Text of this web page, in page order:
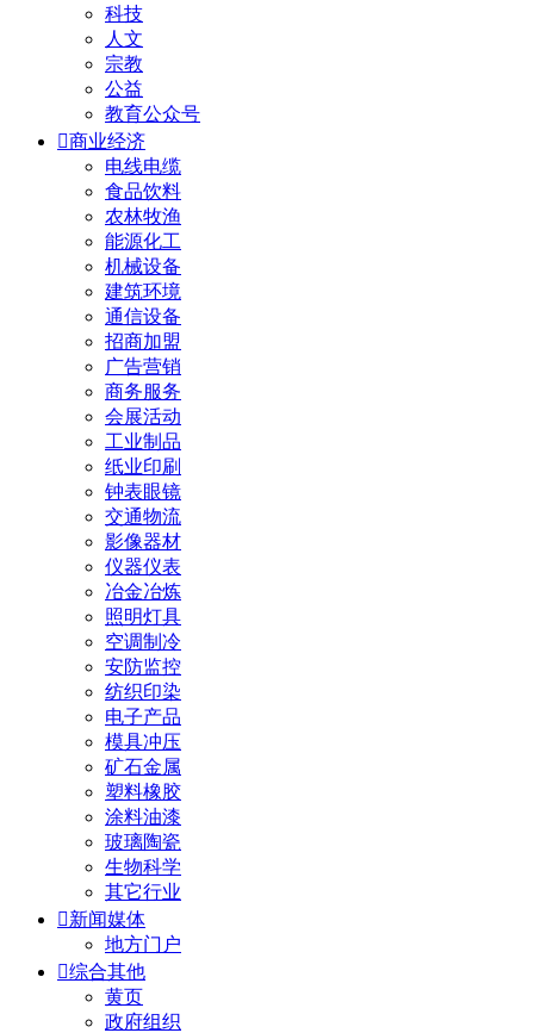
科技
人文
宗教
公益
教育公众号
商业经济
电线电缆
食品饮料
农林牧渔
能源化工
机械设备
建筑环境
通信设备
招商加盟
广告营销
商务服务
会展活动
工业制品
纸业印刷
钟表眼镜
交通物流
影像器材
仪器仪表
冶金冶炼
照明灯具
空调制冷
安防监控
纺织印染
电子产品
模具冲压
矿石金属
塑料橡胶
涂料油漆
玻璃陶瓷
生物科学
其它行业
新闻媒体
地方门户
综合其他
黄页
政府组织